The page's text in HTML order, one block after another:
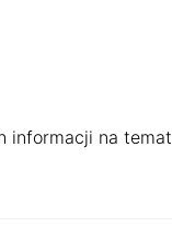
informacji na temat